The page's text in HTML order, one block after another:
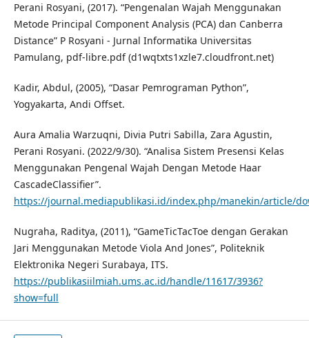
Perani Rosyani, (2017). “Pengenalan Wajah Menggunakan
Metode Principal Component Analysis (PCA) dan Canberra
Distance” P Rosyani - Jurnal Informatika Universitas
Pamulang, pdf-libre.pdf (d1wqtxts1xzle7.cloudfront.net)
Kadir, Abdul, (2005), “Dasar Pemrograman Python”,
Yogyakarta, Andi Offset.
Aura Amalia Warzuqni, Divia Putri Sabilla, Zara Agustin,
Perani Rosyani. (2022/9/30). “Analisa Sistem Presensi Kelas
Menggunakan Pengenal Wajah Dengan Metode Haar
CascadeClassifier”.
https://journal.mediapublikasi.id/index.php/manekin/article/
Nugraha, Raditya, (2011), “GameTicTacToe dengan Gerakan
Jari Menggunakan Metode Viola And Jones”, Politeknik
Elektronika Negeri Surabaya, ITS.
https://publikasiilmiah.ums.ac.id/handle/11617/3936?
show=full